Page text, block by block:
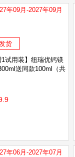
年09月-2027年09月
货
1试用装】纽瑞优钙镁
送同款100ml（共
年06月-2027年07月